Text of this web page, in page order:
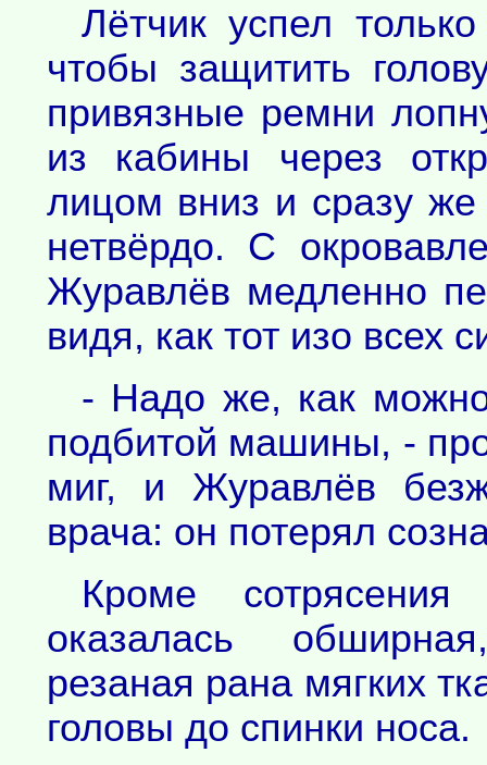
Лётчик успел
чтобы защитить
привязные ремни
из кабины через
лицом вниз и сразу
нетвёрдо. С
Журавлёв медленно
видя, как тот изо всех
- Надо же, как
подбитой машины, -
миг, и Журавлёв
врача: он потерял
Кроме
оказалась
резаная рана мягких
головы до спинки носа.